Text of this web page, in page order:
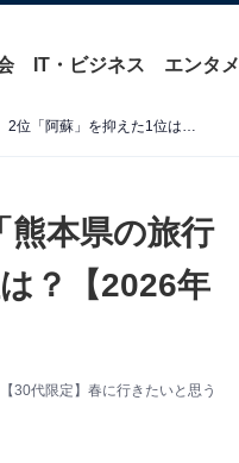
IT・ビジネス エンタメ
【30代男女274人に聞いた】春に行きたい「熊本県の旅行先」ランキング！ 2位「阿蘇」を抑えた1位は？【2026年調査】
熊本県の旅行
？【2026年
30代限定】春に行きたいと思う